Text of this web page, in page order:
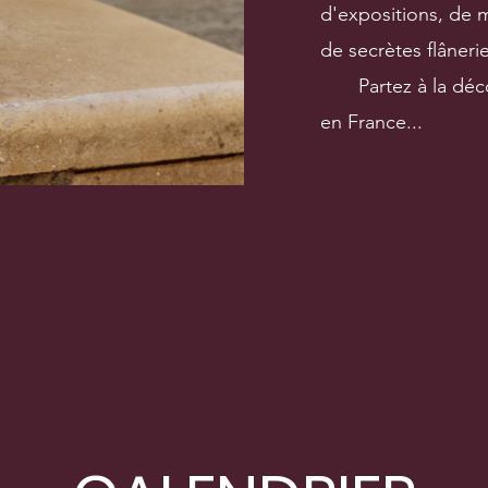
d'expositions, de
de secrètes
Partez à la
en France...